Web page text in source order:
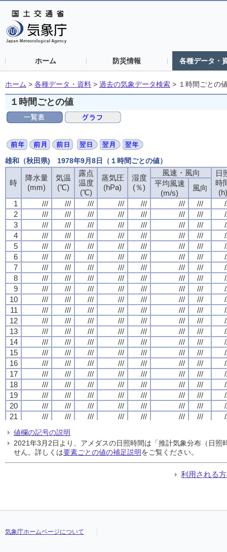
ホーム 防災情報 各種データ・
ホーム > 各種データ・資料 > 過去の気象データ検索 > １時間ごとの
１時間ごとの値
雄和（秋田県) 1978年9月8日（１時間ごとの値）
時
降水量
(mm)
気温
(℃)
露点
温度
(℃)
蒸気圧
(hPa)
湿度
(％)
風速・風向
日
時
(h)
平均風速
(m/s)
風向
1
/// /// /// /// /// /// ///
2
/// /// /// /// /// /// ///
3
/// /// /// /// /// /// ///
4
/// /// /// /// /// /// ///
5
/// /// /// /// /// /// ///
6
/// /// /// /// /// /// ///
7
/// /// /// /// /// /// ///
8
/// /// /// /// /// /// ///
9
/// /// /// /// /// /// ///
10
/// /// /// /// /// /// ///
11
/// /// /// /// /// /// ///
12
/// /// /// /// /// /// ///
13
/// /// /// /// /// /// ///
14
/// /// /// /// /// /// ///
15
/// /// /// /// /// /// ///
16
/// /// /// /// /// /// ///
17
/// /// /// /// /// /// ///
18
/// /// /// /// /// /// ///
19
/// /// /// /// /// /// ///
20
/// /// /// /// /// /// ///
21
/// /// /// /// /// /// ///
23
/// /// ///
24
/// /// /// /// /// /// ///
時
降水量
(mm)
気温
(℃)
露点
温度
(℃)
蒸気圧
(hPa)
湿度
(％)
風速・風向
日
時
(h)
平均風速
(m/s)
風向
1
/// /// /// /// /// /// ///
2
/// /// /// /// /// /// ///
3
/// /// /// /// /// /// ///
4
/// /// /// /// /// /// ///
5
/// /// /// /// /// /// ///
6
/// /// /// /// /// /// ///
7
/// /// /// /// /// /// ///
8
/// /// /// /// /// /// ///
9
/// /// /// /// /// /// ///
10
/// /// /// /// /// /// ///
11
/// /// /// /// /// /// ///
12
/// /// /// /// /// /// ///
13
/// /// /// /// /// /// ///
14
/// /// /// /// /// /// ///
15
/// /// /// /// /// /// ///
16
/// /// /// /// /// /// ///
17
/// /// /// /// /// /// ///
18
/// /// /// /// /// /// ///
19
/// /// /// /// /// /// ///
20
/// /// /// /// /// /// ///
21
/// /// /// /// /// /// ///
23
/// /// ///
24
/// /// /// /// /// /// ///
時
降水量
(mm)
気温
(℃)
露点
温度
(℃)
蒸気圧
(hPa)
湿度
(％)
風速・風向
日
時
(h)
平均風速
(m/s)
風向
1
/// /// /// /// /// /// ///
2
/// /// /// /// /// /// ///
3
/// /// /// /// /// /// ///
4
/// /// /// /// /// /// ///
5
/// /// /// /// /// /// ///
6
/// /// /// /// /// /// ///
7
/// /// /// /// /// /// ///
8
/// /// /// /// /// /// ///
9
/// /// /// /// /// /// ///
10
/// /// /// /// /// /// ///
11
/// /// /// /// /// /// ///
12
/// /// /// /// /// /// ///
13
/// /// /// /// /// /// ///
14
/// /// /// /// /// /// ///
15
/// /// /// /// /// /// ///
16
/// /// /// /// /// /// ///
17
/// /// /// /// /// /// ///
18
/// /// /// /// /// /// ///
19
/// /// /// /// /// /// ///
20
/// /// /// /// /// /// ///
21
/// /// /// /// /// /// ///
23
/// /// ///
24
/// /// /// /// /// /// ///
時
降水量
(mm)
気温
(℃)
露点
温度
(℃)
蒸気圧
(hPa)
湿度
(％)
風速・風向
日
時
(h)
平均風速
(m/s)
風向
1
/// /// /// /// /// /// ///
2
/// /// /// /// /// /// ///
3
/// /// /// /// /// /// ///
4
/// /// /// /// /// /// ///
5
/// /// /// /// /// /// ///
6
/// /// /// /// /// /// ///
7
/// /// /// /// /// /// ///
8
/// /// /// /// /// /// ///
9
/// /// /// /// /// /// ///
10
/// /// /// /// /// /// ///
11
/// /// /// /// /// /// ///
12
/// /// /// /// /// /// ///
13
/// /// /// /// /// /// ///
14
/// /// /// /// /// /// ///
15
/// /// /// /// /// /// ///
16
/// /// /// /// /// /// ///
17
/// /// /// /// /// /// ///
18
/// /// /// /// /// /// ///
19
/// /// /// /// /// /// ///
20
/// /// /// /// /// /// ///
21
/// /// /// /// /// /// ///
23
/// /// ///
24
/// /// /// /// /// /// ///
値欄の記号の説明
2021年3月2日より、アメダスの日照時間は「推計気象分布（日
せん。詳しくは要素ごとの値の補足説明をご覧ください。
利用される
気象庁ホームページについて